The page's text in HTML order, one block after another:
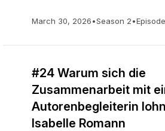
March 30, 2026•Season 2•
#24 Warum sich die
Zusammenarbeit mit
Autorenbegleiterin
Isabelle Romann